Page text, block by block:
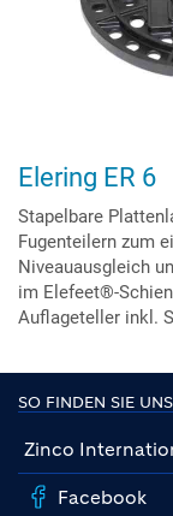
Elering ER 6
Stapelbare
Fugenteilern zum
Niveauausgleich
im Elefeet®-
Auflageteller inkl.
SO FINDEN SIE UNS
Zinco
Facebook